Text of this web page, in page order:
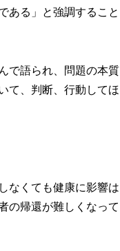
ある」と強調すること
で語られ、問題の本質
て、判断、行動してほ
なくても健康に影響は
の帰還が難しくなって